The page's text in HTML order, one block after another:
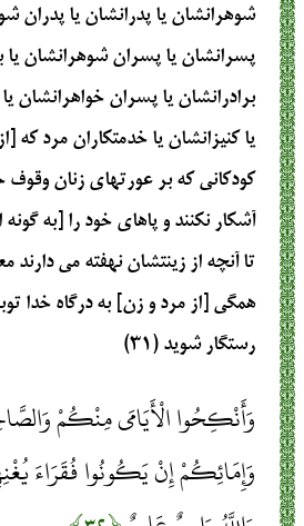
شوهرانشان يا پدرانشان يا پدران
پسرانشان يا پسران شوهرانشان يا
برادرانشان يا پسران خواهرانشان
يا كنيزانشان يا خدمتكاران مرد كه
كودكانى كه بر عورتهاى زنان وقوف
آشكار نكنند و پاهاى خود را [به
تا آنچه از زينتشان نهفته مى دارند
همگى [از مرد و زن] به درگاه خدا
رستگار شويد (۳۱)
وَأَنْكِحُوا الْأَيَامَى مِنْكُمْ
وَإِمَائِكُمْ إِنْ يَكُونُوا فُقَرَاءَ